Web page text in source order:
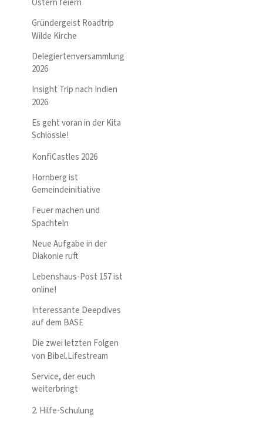
Ostern feiern
Gründergeist Roadtrip
Wilde Kirche
Delegiertenversammlung
2026
Insight Trip nach Indien
2026
Es geht voran in der Kita
Schlössle!
KonfiCastles 2026
Hornberg ist
Gemeindeinitiative
Feuer machen und
Spachteln
Neue Aufgabe in der
Diakonie ruft
Lebenshaus-Post 157 ist
online!
Interessante Deepdives
auf dem BASE
Die zwei letzten Folgen
von Bibel.Lifestream
Service, der euch
weiterbringt
2. Hilfe-Schulung